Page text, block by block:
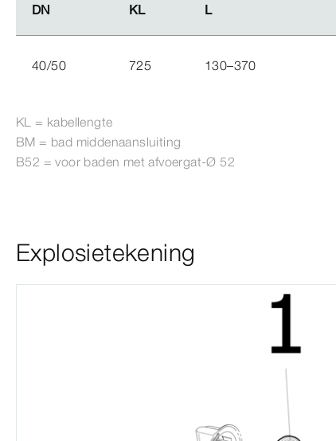
DN KL L
DN KL L
40/50 725 130–370
KL = kabellengte
BM = bad middenaansluiting
B52 = voor baden met afvoergat-Ø52
Explosietekening